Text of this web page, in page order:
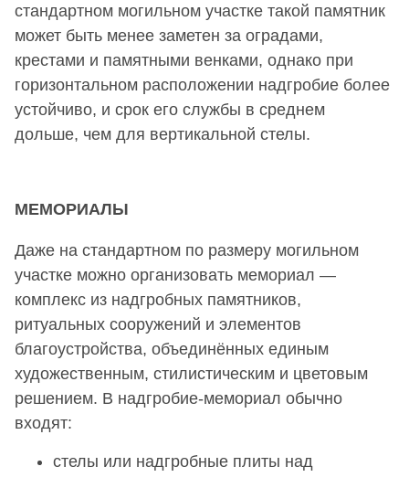
стандартном могильном участке такой памятник
может быть менее заметен за оградами,
крестами и памятными венками, однако при
горизонтальном расположении надгробие более
устойчиво, и срок его службы в среднем
дольше, чем для вертикальной стелы.
МЕМОРИАЛЫ
Даже на стандартном по размеру могильном
участке можно организовать мемориал —
комплекс из надгробных памятников,
ритуальных сооружений и элементов
благоустройства, объединённых единым
художественным, стилистическим и цветовым
решением. В надгробие-мемориал обычно
входят:
стелы или надгробные плиты над